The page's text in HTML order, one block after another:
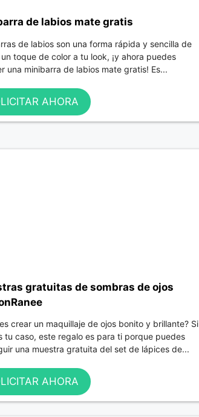
de labios mate gratis
de labios son una forma rápida y sencilla de
toque de color a tu look, ¡y ahora puedes
una minibarra de labios mate gratis! Es...
AHORA
gratuitas de sombras de ojos
crear un maquillaje de ojos bonito y brillante? Si
tu caso, este regalo es para ti porque puedes
una muestra gratuita del set de lápices de...
AHORA